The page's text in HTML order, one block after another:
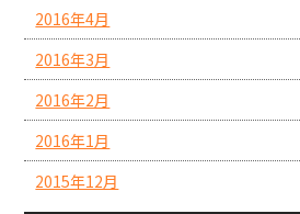
2016年4月
2016年3月
2016年2月
2016年1月
2015年12月